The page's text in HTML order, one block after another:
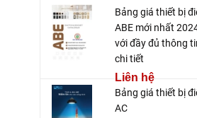
Bảng giá thiết bị
ABE mới nhất
với đầy đủ thông
chi tiết
Liên hệ
Bảng giá thiết bị
AC